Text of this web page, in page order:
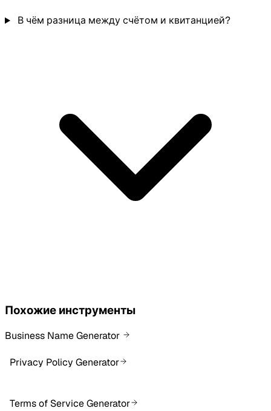
В чём разница между счётом и квитанцией?
Похожие инструменты
Business Name Generator
Privacy Policy Generator
Terms of Service Generator